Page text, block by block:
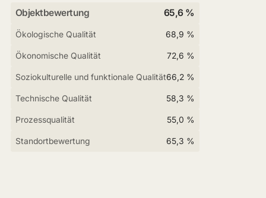
Objektbewertung 65,6 %
Ökologische Qualität 68,9 %
Ökonomische Qualität 72,6 %
Soziokulturelle und funktionale Qualität66,2 %
Technische Qualität 58,3 %
Prozessqualität 55,0 %
Standortbewertung 65,3 %